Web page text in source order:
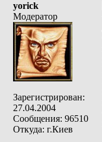
yorick
Модератор
Зарегистрирован:
27.04.2004
Сообщения: 96510
Откуда: г.Киев